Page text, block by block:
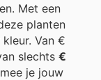
Met een
planten
Van €
slechts €
je jouw